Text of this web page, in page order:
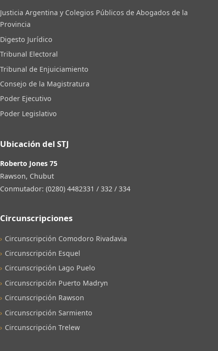
Justicia Argentina y Colegios Públicos de Abogados de la
Provincia
Digesto Jurídico
Tribunal Electoral
Tribunal de Enjuiciamiento
Consejo de la Magistratura
Poder Ejecutivo
Poder Legislativo
Ubicación del STJ
Roberto Jones 75
Rawson, Chubut
Conmutador: (0280) 4482331 / 332 / 334
Circunscripciones
Circunscripción Comodoro Rivadavia
Circunscripción Esquel
Circunscripción Lago Puelo
Circunscripción Puerto Madryn
Circunscripción Rawson
Circunscripción Sarmiento
Circunscripción Trelew